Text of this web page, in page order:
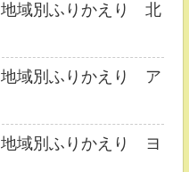
域別ふりかえり 北
域別ふりかえり ア
域別ふりかえり ヨ